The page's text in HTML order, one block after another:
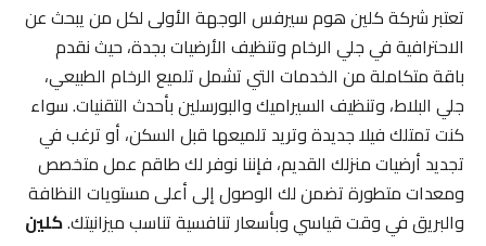
تعتبر شركة كلين هوم سيرفس الوجهة الأولى لكل من يبحث عن
الاحترافية في جلي الرخام وتنظيف الأرضيات بجدة، حيث نقدم
باقة متكاملة من الخدمات التي تشمل تلميع الرخام الطبيعي،
جلي البلاط، وتنظيف السيراميك والبورسلين بأحدث التقنيات. سواء
كنت تمتلك فيلا جديدة وتريد تلميعها قبل السكن، أو ترغب في
تجديد أرضيات منزلك القديم، فإننا نوفر لك طاقم عمل متخصص
ومعدات متطورة تضمن لك الوصول إلى أعلى مستويات النظافة
والبريق في وقت قياسي وبأسعار تنافسية تناسب ميزانيتك.كلين